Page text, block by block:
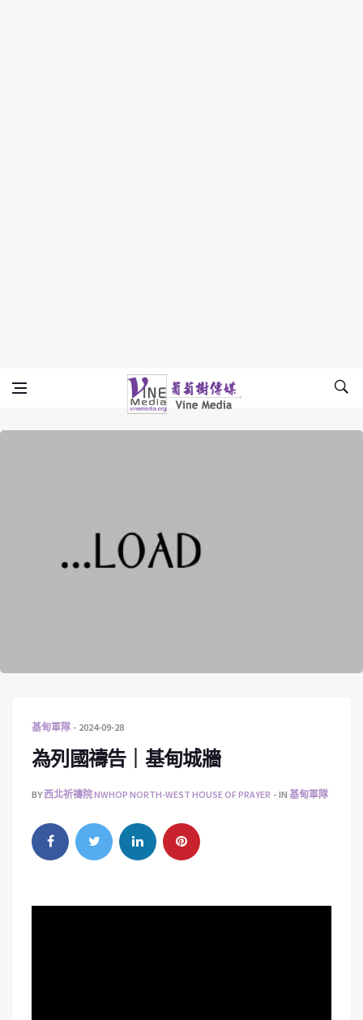
Vine Media
葡萄樹傳媒
基甸軍隊 2024-09-28
為列國禱告｜基甸城牆
BY西北祈禱院 NWHOP NORTH-WEST HOUSE OF PRAYER IN 基甸軍隊